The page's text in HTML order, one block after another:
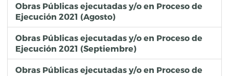
Obras Públicas ejecutadas y/o en Proceso de
Ejecución 2021 (Agosto)
Obras Públicas ejecutadas y/o en Proceso de
Ejecución 2021 (Septiembre)
Obras Públicas ejecutadas y/o en Proceso de